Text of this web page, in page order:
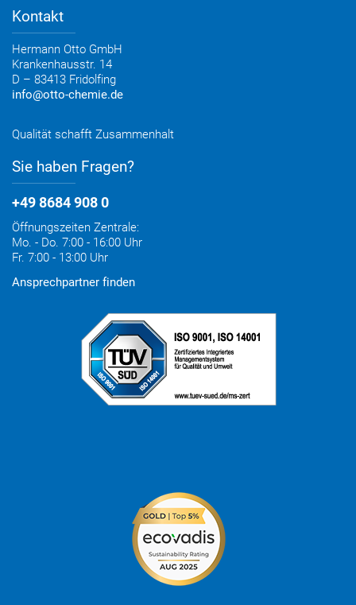
Medienportal
Elektronischer Rechnungsversand
Entsorgung & Verpackungsrücknahme
Kontakt
Hermann Otto GmbH
Krankenhausstr. 14
D – 83413 Fridolfing
info@otto-chemie.de
Qualität schafft Zusammenhalt
Sie haben Fragen?
+49 8684 908 0
Öffnungszeiten Zentrale:
Mo. - Do. 7:00 - 16:00 Uhr
Fr. 7:00 - 13:00 Uhr
Ansprechpartner finden